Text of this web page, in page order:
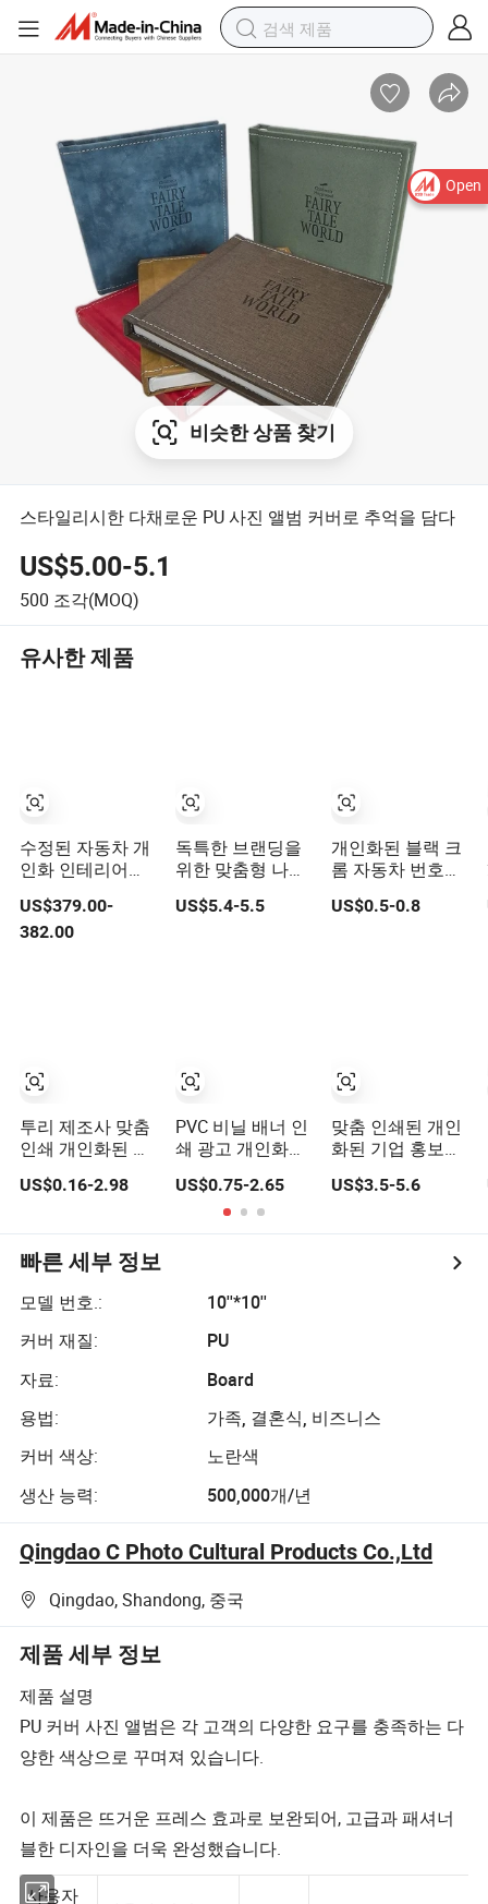
Open
비슷한 상품 찾기
스타일리시한 다채로운 PU 사진 앨범 커버로 추억을 담다
US$5.00-5.1
500 조각(MOQ)
유사한 제품
수정된 자동차 개
인화 인테리어를
위한 주름이 잘 가
지 않는 오토 부품
OEM 가죽 시트 커
US$379.00-
382.00
투리 제조사 맞춤
인쇄 개인화된 빈
뒷면 커버
US$0.16-2.98
독특한 브랜딩을
위한 맞춤형 나무
골프 클럽 헤드 커
버
US$5.4-5.5
PVC 비닐 배너 인
쇄 광고 개인화된
업체 찾기 자동차
연료 탱크 커버
US$0.75-2.65
개인화된 블랙 크
롬 자동차 번호판
테두리 브러시 마
감 커버
US$0.5-0.8
맞춤 인쇄된 개인
화된 기업 홍보용
의자 등받이 시트
US$3.5-5.6
빠른 세부 정보
모델 번호.:
10''*10''
커버 재질:
PU
자료:
Board
용법:
가족, 결혼식, 비즈니스
커버 색상:
노란색
생산 능력:
500,000개/년
Qingdao C Photo Cultural Products Co.,Ltd
Qingdao, Shandong, 중국
제품 세부 정보
제품 설명
PU 커버 사진 앨범은 각 고객의 다양한 요구를 충족하는 다
양한 색상으로 꾸며져 있습니다.
이 제품은 뜨거운 프레스 효과로 보완되어, 고급과 패셔너
블한 디자인을 더욱 완성했습니다.